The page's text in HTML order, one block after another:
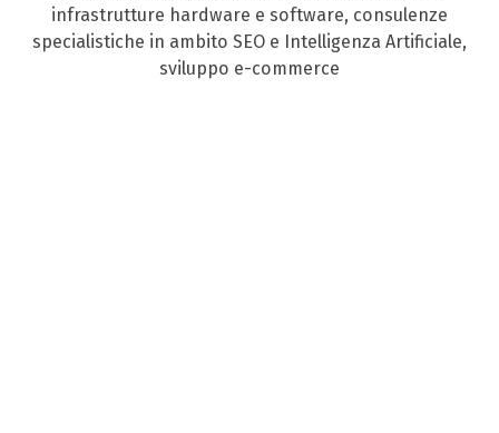
infrastrutture hardware e software, consulenze
specialistiche in ambito SEO e Intelligenza Artificiale,
sviluppo e-commerce